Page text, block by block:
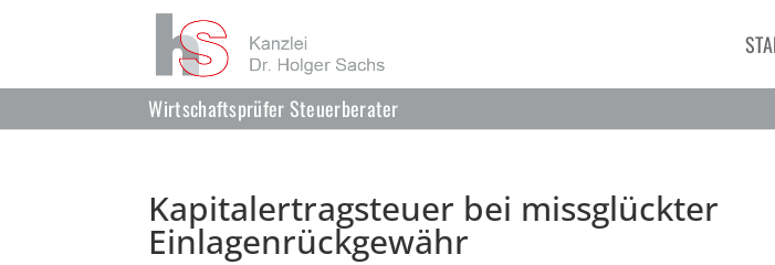
Wirtschaftsprüfer Steuerberater
Kapitalertragsteuer bei missglückter
Einlagenrückgewähr